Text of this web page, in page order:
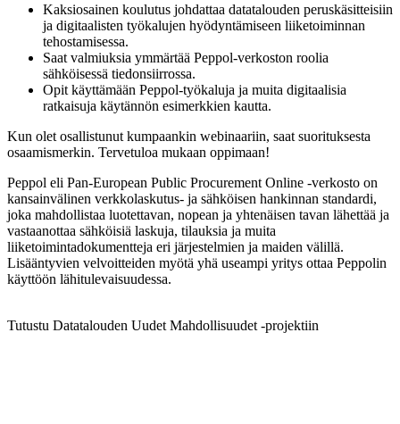
Kaksiosainen koulutus johdattaa datatalouden peruskäsitteisiin
ja digitaalisten työkalujen hyödyntämiseen liiketoiminnan
tehostamisessa.
Saat valmiuksia ymmärtää Peppol-verkoston roolia
sähköisessä tiedonsiirrossa.
Opit käyttämään Peppol-työkaluja ja muita digitaalisia
ratkaisuja käytännön esimerkkien kautta.
Kun olet osallistunut kumpaankin webinaariin, saat suorituksesta
osaamismerkin. Tervetuloa mukaan oppimaan!
Peppol eli Pan-European Public Procurement Online -verkosto on
kansainvälinen verkkolaskutus- ja sähköisen hankinnan standardi,
joka mahdollistaa luotettavan, nopean ja yhtenäisen tavan lähettää ja
vastaanottaa sähköisiä laskuja, tilauksia ja muita
liiketoimintadokumentteja eri järjestelmien ja maiden välillä.
Lisääntyvien velvoitteiden myötä yhä useampi yritys ottaa Peppolin
käyttöön lähitulevaisuudessa.
Tutustu Datatalouden Uudet Mahdollisuudet -projektiin